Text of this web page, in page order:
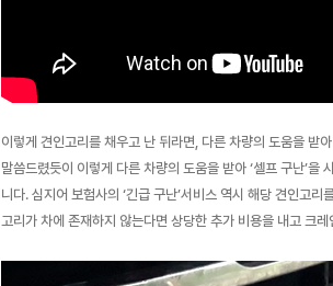
이렇게 견인고리를 채우고 난 뒤라면, 다른 차량의 도움을 받
말씀드렸듯이 이렇게 다른 차량의 도움을 받아 ‘셀프 구난’을
니다. 심지어 보험사의 ‘긴급 구난’서비스 역시 해당 견인고
고리가 차에 존재하지 않는다면 상당한 추가 비용을 내고 크